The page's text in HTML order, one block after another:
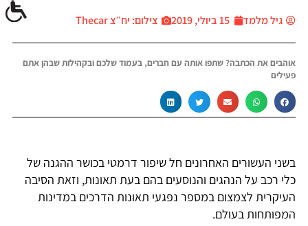
גיל מלמד 15 ביולי, 2019 צילום: יח״צ Thecar
אוהבים את הכתבה? שתפו אותה עם חברים, בעמוד שלכם ובקהילות שבהן אתם
פעילים
בשני העשורים האחרונים חל שיפור דרמטי בכושר ההגנה של
כלי רכב על הנהגים והנוסעים בהם בעת תאונות, וזאת הסיבה
העיקרית לצמצום במספר נפגעי תאונות הדרכים במדינות
המפותחות בעולם.